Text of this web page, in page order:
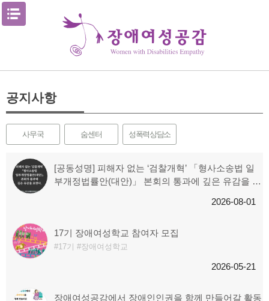
Skip
공지사항
사무국 숨센터 성폭력상담소
[공동성명] 피해자 없는 ‘검찰개혁’ 「형사소송법 일
부개정법률안(대안)」 본회의 통과에 깊은 유감을 표
2026-08-01
17기 장애여성학교 참여자 모집
17기 장애여성학교
2026-05-21
장애여성공감에서 장애인인권을 함께 만들어갈 활동